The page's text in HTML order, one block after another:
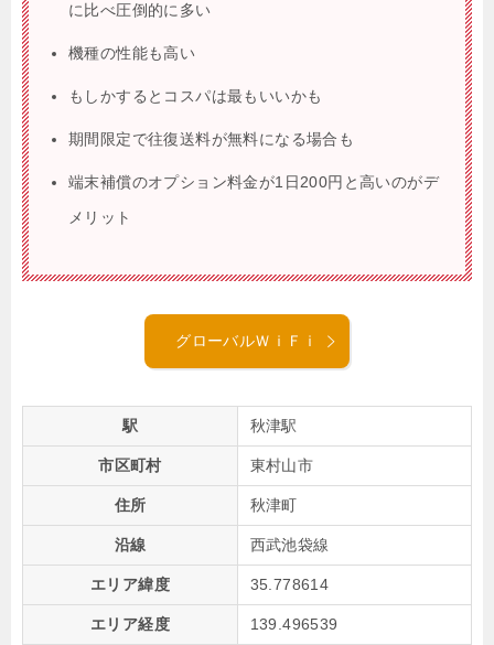
に比べ圧倒的に多い
機種の性能も高い
もしかするとコスパは最もいいかも
期間限定で往復送料が無料になる場合も
端末補償のオプション料金が1日200円と高いのがデ
メリット
グローバルＷｉＦｉ
駅 秋津駅
市区町村 東村山市
住所 秋津町
沿線 西武池袋線
エリア緯度 35.778614
エリア経度 139.496539